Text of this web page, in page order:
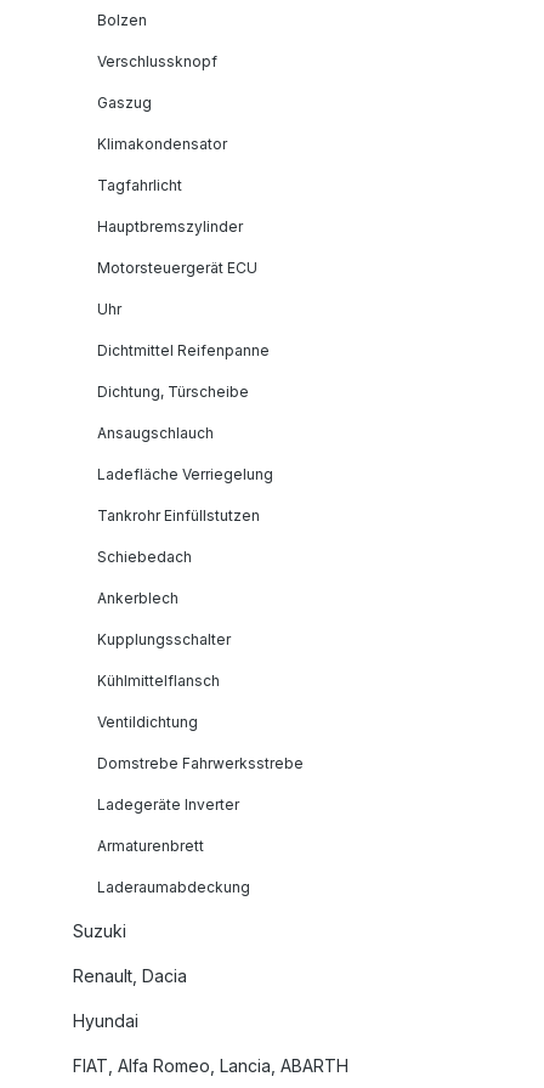
Bolzen
Verschlussknopf
Gaszug
Klimakondensator
Tagfahrlicht
Hauptbremszylinder
Motorsteuergerät ECU
Uhr
Dichtmittel Reifenpanne
Dichtung, Türscheibe
Ansaugschlauch
Ladefläche Verriegelung
Tankrohr Einfüllstutzen
Schiebedach
Ankerblech
Kupplungsschalter
Kühlmittelflansch
Ventildichtung
Domstrebe Fahrwerksstrebe
Ladegeräte Inverter
Armaturenbrett
Laderaumabdeckung
Suzuki
Renault, Dacia
Hyundai
FIAT, Alfa Romeo, Lancia, ABARTH